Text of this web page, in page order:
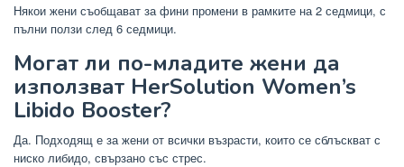
Някои жени съобщават за фини промени в рамките на 2 седмици, с
пълни ползи след 6 седмици.
Могат ли по-младите жени да
използват HerSolution Women’s
Libido Booster?
Да. Подходящ е за жени от всички възрасти, които се сблъскват с
ниско либидо, свързано със стрес.